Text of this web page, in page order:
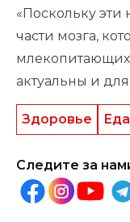
«Поскольку
части мозга,
млекопитающих,
актуальны и
Здоровье Еда
Следите за